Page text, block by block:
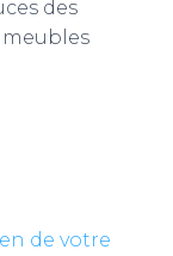
des
de votre